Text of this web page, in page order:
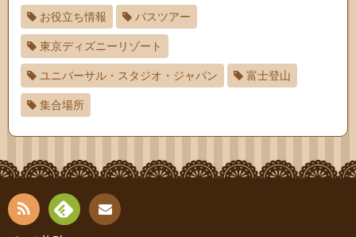
お役立ち情報
バスツアー
東京ディズニーリゾート
ユニバーサル・スタジオ・ジャパン
富士登山
集合場所